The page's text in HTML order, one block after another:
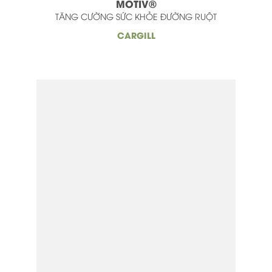
MOTIV®
TĂNG CƯỜNG SỨC KHỎE ĐƯỜNG RUỘT
CARGILL